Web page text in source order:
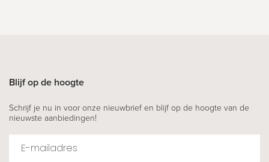
Blijf op de hoogte
Schrijf je nu in voor onze nieuwbrief en blijf op de hoogte van de
nieuwste aanbiedingen!